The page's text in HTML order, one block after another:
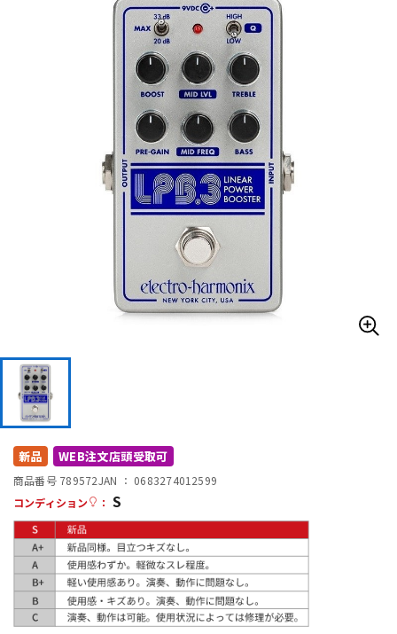
ウクレレ
パーカッション
キーボード 電子ピアノ
その他楽器
配信/ライブ機器
中古 ヴィンテージ
新品 WEB注文店頭受取可
商品番号 789572JAN ： 0683274012599
コンディション
： S